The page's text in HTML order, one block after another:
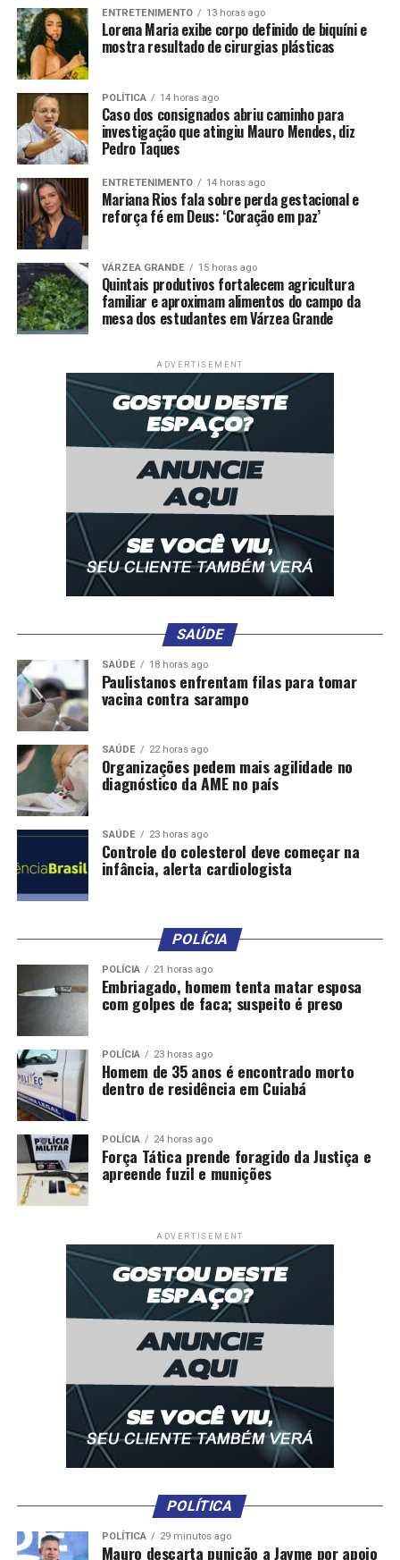
quartas de final da Copa Verde.
Comentários
RELATED TOPICS: BRASIL CAMPO CONTRA
DESTAQUE
ESPORTES JOGO MANDO MIL
PARA
POR
UNIÃO VASCO VENDE
UP NEXT
Cuiabá será sede do maior evento mundial de beach
tennis com R$ 212 mil em premiação
DON'T MISS
Sport Sinop acerta retorno do atacante Peu para reta
ENTRETENIMENTO 13 horas ago
Lorena Maria exibe corpo definido de biquíni e
mostra resultado de cirurgias plásticas
POLÍTICA 14 horas ago
Caso dos consignados abriu caminho para
investigação que atingiu Mauro Mendes, diz
Pedro Taques
ENTRETENIMENTO 14 horas ago
Mariana Rios fala sobre perda gestacional e
reforça fé em Deus: ‘Coração em paz’
VÁRZEA GRANDE 15 horas ago
Quintais produtivos fortalecem agricultura
familiar e aproximam alimentos do campo da
mesa dos estudantes em Várzea Grande
ADVERTISEMENT
SAÚDE
SAÚDE 18 horas ago
Paulistanos enfrentam filas para tomar
vacina contra sarampo
SAÚDE 22 horas ago
Organizações pedem mais agilidade no
diagnóstico da AME no país
SAÚDE 23 horas ago
Controle do colesterol deve começar na
infância, alerta cardiologista
POLÍCIA
POLÍCIA 21 horas ago
Embriagado, homem tenta matar esposa
com golpes de faca; suspeito é preso
POLÍCIA 23 horas ago
Homem de 35 anos é encontrado morto
dentro de residência em Cuiabá
POLÍCIA 24 horas ago
Força Tática prende foragido da Justiça e
apreende fuzil e munições
ADVERTISEMENT
POLÍTICA
POLÍTICA 29 minutos ago
Mauro descarta punição a Jayme por apoio